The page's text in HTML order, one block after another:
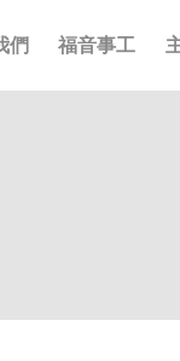
們 福音事工